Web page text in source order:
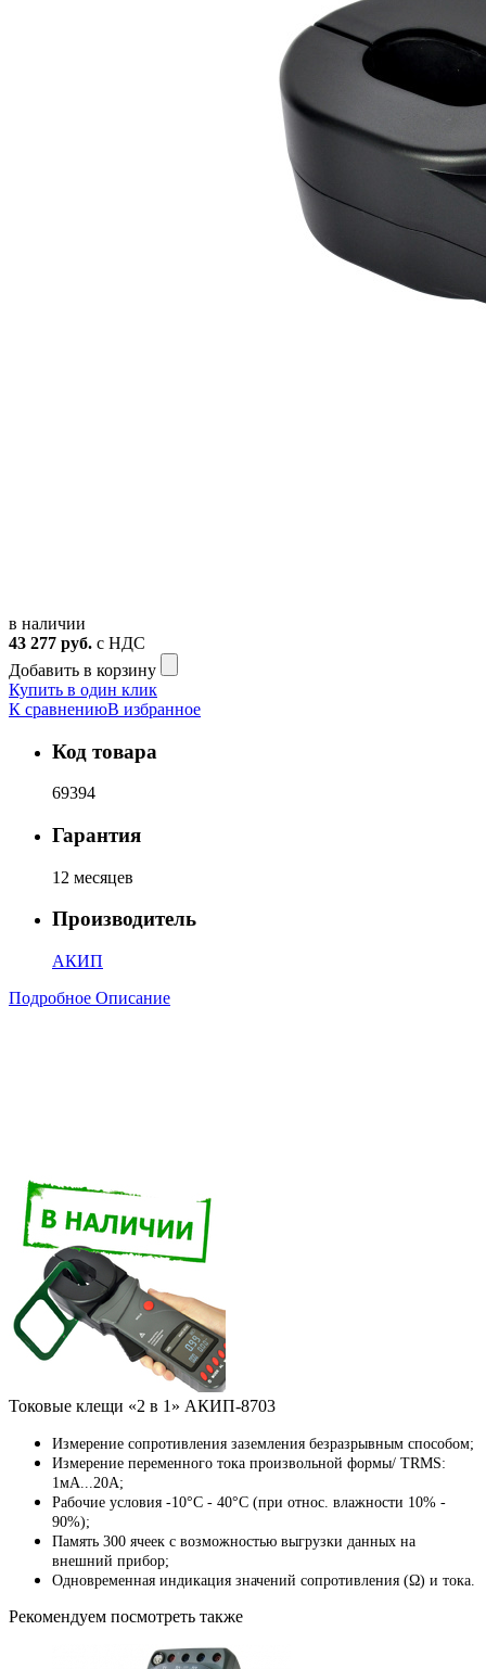
в наличии
43 277 руб. с НДС
Добавить в корзину
Купить в один клик
К сравнениюВ избранное
Код товара
69394
Гарантия
12 месяцев
Производитель
АКИП
Подробное Описание
Токовые клещи «2 в 1» АКИП-8703
Измерение сопротивления заземления безразрывным способом;
Измерение переменного тока произвольной формы/ TRMS:
1мА...20А;
Рабочие условия -10°C - 40°C (при относ. влажности 10% -
90%);
Память 300 ячеек с возможностью выгрузки данных на
внешний прибор;
Одновременная индикация значений сопротивления (Ω) и тока.
Рекомендуем посмотреть также